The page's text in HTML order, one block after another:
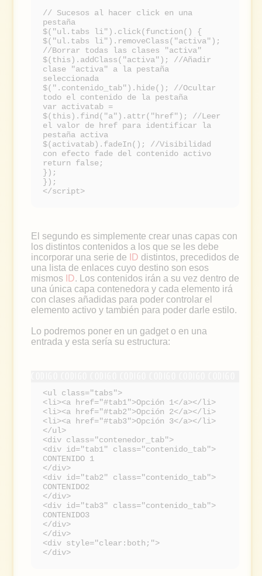
// Sucesos al hacer click en una
pestaña
$("ul.tabs li").click(function() {
$("ul.tabs li").removeClass("activa");
//Borrar todas las clases "activa"
$(this).addClass("activa"); //Añadir
clase "activa" a la pestaña
seleccionada
$(".contenido_tab").hide(); //Ocultar
todo el contenido de la pestaña
var activatab =
$(this).find("a").attr("href"); //Leer
el valor de href para identificar la
pestaña activa
$(activatab).fadeIn(); //Visibilidad
con efecto fade del contenido activo
return false;
});
});
</script>
El segundo es simplemente crear unas capas con
los distintos contenidos a los que se les debe
incorporar una serie de
ID distintos, precedidos de
una lista de enlaces cuyo destino son esos
mismos
ID. Los contenidos irán a su vez dentro de
una única capa contenedora y cada elemento irá
con clases añadidas para poder controlar el
elemento activo y también para poder darle estilo.
Lo podremos poner en un gadget o en una
entrada y esta sería su estructura:
<ul class="tabs">
<li><a href="#tab1">Opción 1</a></li>
<li><a href="#tab2">Opción 2</a></li>
<li><a href="#tab3">Opción 3</a></li>
</ul>
<div class="contenedor_tab">
<div id="tab1" class="contenido_tab">
CONTENIDO 1
</div>
<div id="tab2" class="contenido_tab">
CONTENIDO2
</div>
<div id="tab3" class="contenido_tab">
CONTENIDO3
</div>
</div>
<div style="clear:both;">
</div>